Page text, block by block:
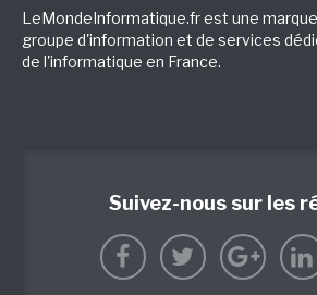
LeMondeInformatique.fr est une
groupe d'information et de services
de l'informatique en France.
Suivez-nous sur les